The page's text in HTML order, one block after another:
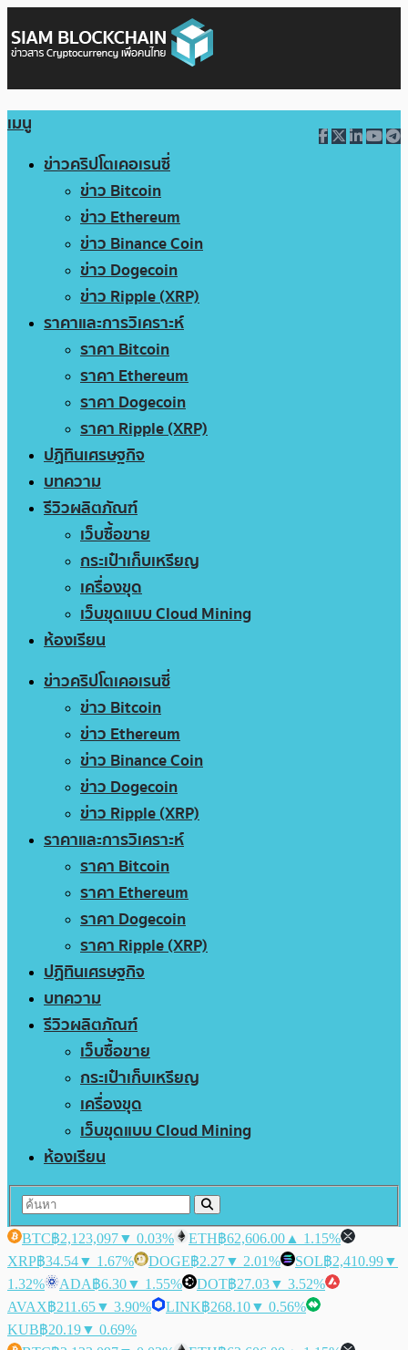
เมนู
ข่าวคริปโตเคอเรนซี่
ข่าว Bitcoin
ข่าว Ethereum
ข่าว Binance Coin
ข่าว Dogecoin
ข่าว Ripple (XRP)
ราคาและการวิเคราะห์
ราคา Bitcoin
ราคา Ethereum
ราคา Dogecoin
ราคา Ripple (XRP)
ปฏิทินเศรษฐกิจ
บทความ
รีวิวผลิตภัณฑ์
เว็บซื้อขาย
กระเป๋าเก็บเหรียญ
เครื่องขุด
เว็บขุดแบบ Cloud Mining
ห้องเรียน
ข่าวคริปโตเคอเรนซี่
ข่าว Bitcoin
ข่าว Ethereum
ข่าว Binance Coin
ข่าว Dogecoin
ข่าว Ripple (XRP)
ราคาและการวิเคราะห์
ราคา Bitcoin
ราคา Ethereum
ราคา Dogecoin
ราคา Ripple (XRP)
ปฏิทินเศรษฐกิจ
บทความ
รีวิวผลิตภัณฑ์
เว็บซื้อขาย
กระเป๋าเก็บเหรียญ
เครื่องขุด
เว็บขุดแบบ Cloud Mining
ห้องเรียน
BTC฿2,123,097▼ 0.03% ETH฿62,606.00 ▲ 1.15%
XRP฿34.54▼ 1.67% DOGE฿2.27▼ 2.01% SOL฿2,410.99▼
1.32%
ADA฿6.30▼ 1.55% DOT฿27.03▼ 3.52%
AVAX฿211.65▼ 3.90% LINK฿268.10▼ 0.56%
KUB฿20.19▼ 0.69%